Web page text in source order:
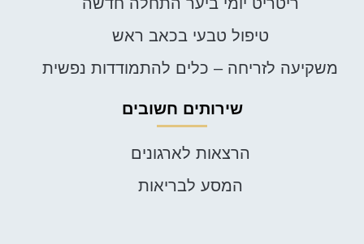
טיפול טבעי בכאב ראש
משקיעה לזריחה – כלים להתמודדות נפשית
שירותים חשובים
הרצאות לארגונים
המסע לבריאות